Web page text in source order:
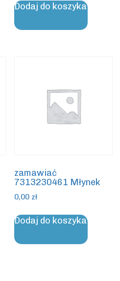
Dodaj do koszyka
zamawiać
7313230461 Młynek
0,00 zł
Dodaj do koszyka